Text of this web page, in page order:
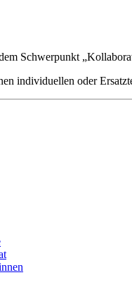
Schwerpunkt
individuellen oder